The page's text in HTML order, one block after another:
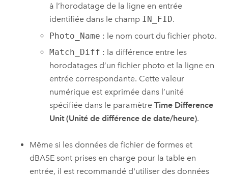
à l’horodatage de la ligne en entrée
identifiée dans le champ IN_FID.
Photo_Name : le nom court du fichier photo.
Match_Diff : la différence entre les
horodatages d’un fichier photo et la ligne en
entrée correspondante. Cette valeur
numérique est exprimée dans l’unité
spécifiée dans le paramètreTime Difference
Unit (Unité de différence de date/heure).
Même si les données de fichier de formes et
dBASE sont prises en charge pour la table en
entrée, il est recommandé d'utiliser des données